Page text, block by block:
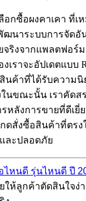
อกซื้อผงคาเคา ที่
ฒนาระบบการจัดอั
ริงจากแพลตฟอร์ม
เราจะอัปเดตแบบ
สินค้าที่ได้รับความ
นขณะนั้น เราคัดส
หลังการขายที่ดีเ
สั่งซื้อสินค้าที่ตรงใ
ละปลอดภัย
ไหนดี รุ่นไหนดี ปี
ให้ลูกค้าตัดสินใจง่